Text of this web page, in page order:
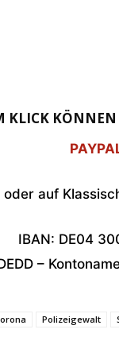
KLICK KÖNNEN
auf
IBAN: DE04
–
Polizeigewalt